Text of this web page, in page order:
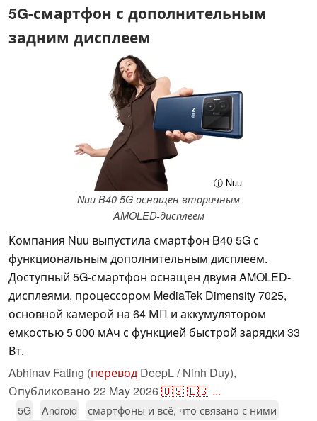
5G-смартфон с дополнительным
задним дисплеем
ⓘ Nuu
Nuu B40 5G оснащен вторичным
AMOLED-дисплеем
Компания Nuu выпустила смартфон B40 5G с
функциональным дополнительным дисплеем.
Доступный 5G-смартфон оснащен двумя AMOLED-
дисплеями, процессором MediaTek Dimensity 7025,
основной камерой на 64 МП и аккумулятором
емкостью 5 000 мАч с функцией быстрой зарядки 33
Вт.
Abhinav Fating (перевод DeepL / Ninh Duy),
Опубликовано 22 May 2026🇺🇸🇪🇸 ...
5G Android
смартфоны и всё, что связано с ними